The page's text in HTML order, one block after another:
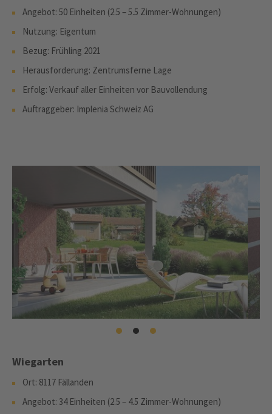
Angebot: 50 Einheiten (2.5 – 5.5 Zimmer-Wohnungen)
Nutzung: Eigentum
Bezug: Frühling 2021
Herausforderung: Zentrumsferne Lage
Erfolg: Verkauf aller Einheiten vor Bauvollendung
Auftraggeber: Implenia Schweiz AG
Wiegarten
Ort: 8117 Fällanden
Angebot: 34 Einheiten (2.5 – 4.5 Zimmer-Wohnungen)